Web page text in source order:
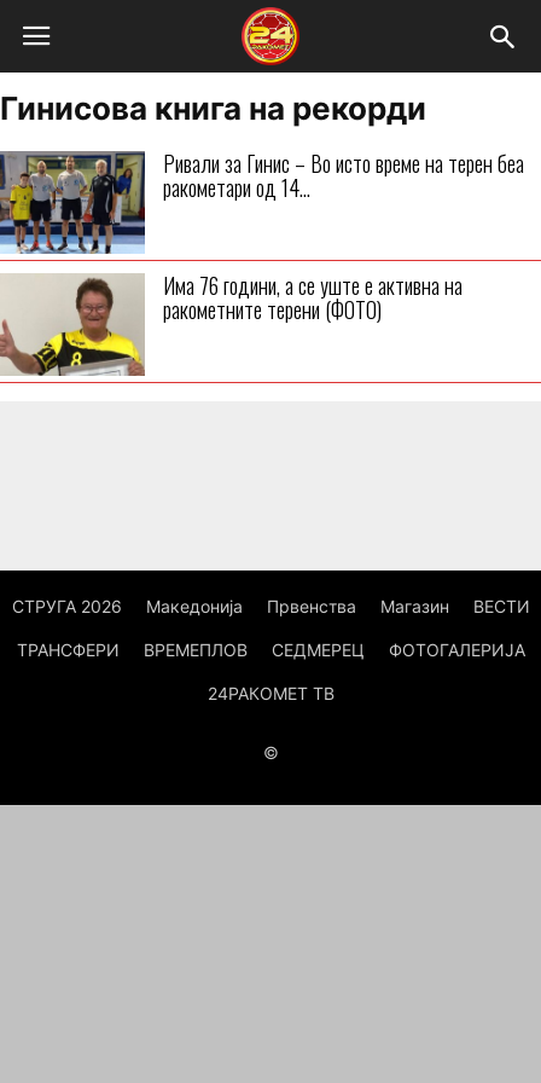
Гинисова книга на рекорди
Ривали за Гинис – Во исто време на терен беа
ракометари од 14...
Има 76 години, а се уште е активна на
ракометните терени (ФОТО)
СТРУГА 2026 Македонија Првенства Магазин ВЕСТИ
ТРАНСФЕРИ ВРЕМЕПЛОВ СЕДМЕРЕЦ ФОТОГАЛЕРИЈА
24РАКОМЕТ ТВ
©